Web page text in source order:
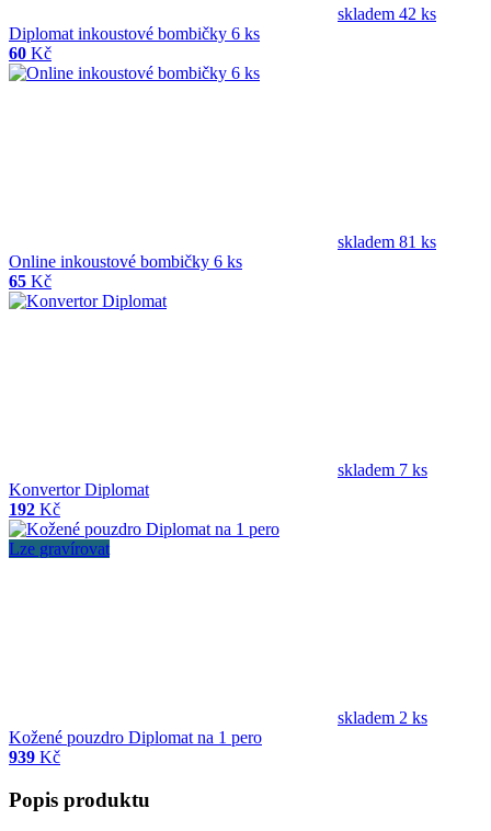
skladem 42 ks
Diplomat inkoustové bombičky 6 ks
60 Kč
skladem 81 ks
Online inkoustové bombičky 6 ks
65 Kč
skladem 7 ks
Konvertor Diplomat
192 Kč
Lze gravírovat
skladem 2 ks
Kožené pouzdro Diplomat na 1 pero
939 Kč
Popis produktu